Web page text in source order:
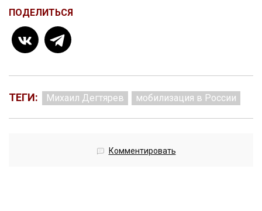
ПОДЕЛИТЬСЯ
ТЕГИ: Михаил Дегтярев мобилизация в России
Комментировать